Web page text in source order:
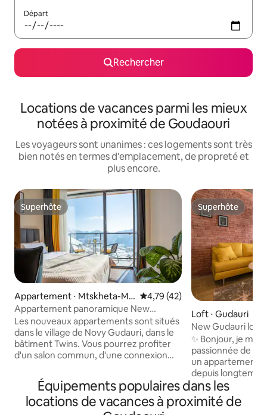
Départ
Rechercher
Locations de vacances parmi les mieux
notées à proximité de Goudaouri
Les voyageurs sont unanimes : ces logements sont très
bien notés en termes d'emplacement, de propreté et
plus encore.
Superhôte
Superhôte
Appartement ⋅ Mtskheta-Mti
aneti
Évaluation moyenne sur la
4,79 (42)
Appartement panoramique New
Gudauri
Les nouveaux appartements sont situés
dans le village de Novy Gudauri, dans le
bâtiment Twins. Vous pourrez profiter
d'un salon commun, d'une connexion
restaurants à proximité. Équipé d'un
balcon avec une vue panoramique
magnifique sur les montagnes et la ville.
Il y a 1 chambre, une cuisine et 1 salle de
Superhôte
Superhôte
Loft ⋅ Gudauri
New
✨ Bonjour, je
passionnée de ski
un appartement
depuis
devenu réalité !
logement à New
beaucoup
Équipements populaires dans les
locations de vacances à proximité de